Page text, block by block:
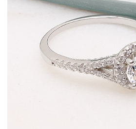
BIJUTERII ARGINT PENTRU BARBATI
marime reglabila
marimea 47
marimea 51